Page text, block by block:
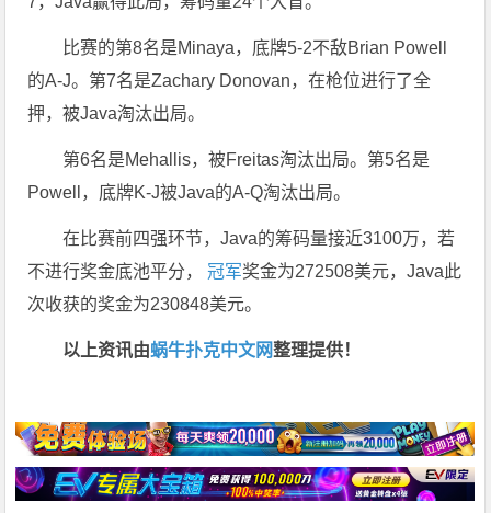
比赛的第8名是Minaya，底牌5-2不敌Brian Powell
的A-J。第7名是Zachary Donovan，在枪位进行了全
押，被Java淘汰出局。
第6名是Mehallis，被Freitas淘汰出局。第5名是
Powell，底牌K-J被Java的A-Q淘汰出局。
在比赛前四强环节，Java的筹码量接近3100万，若
不进行奖金底池平分，冠军奖金为272508美元，Java此
次收获的奖金为230848美元。
以上资讯由蜗牛扑克中文网整理提供！